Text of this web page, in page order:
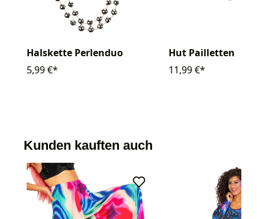
Halskette Perlenduo
5,99 €*
Hut Pailletten
11,99 €*
Kunden kauften auch